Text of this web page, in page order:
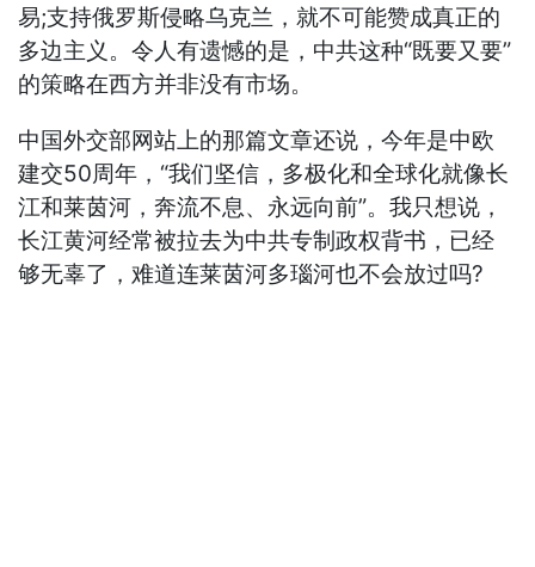
易;支持俄罗斯侵略乌克兰，就不可能赞成真正的
多边主义。令人有遗憾的是，中共这种“既要又要”
的策略在西方并非没有市场。
中国外交部网站上的那篇文章还说，今年是中欧
建交50周年，“我们坚信，多极化和全球化就像长
江和莱茵河，奔流不息、永远向前”。我只想说，
长江黄河经常被拉去为中共专制政权背书，已经
够无辜了，难道连莱茵河多瑙河也不会放过吗?